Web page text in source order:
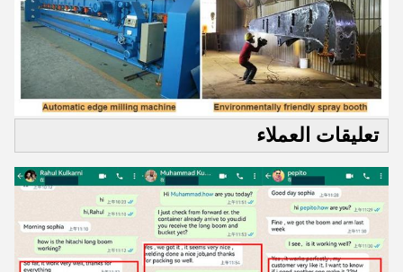
تعليقات العملاء